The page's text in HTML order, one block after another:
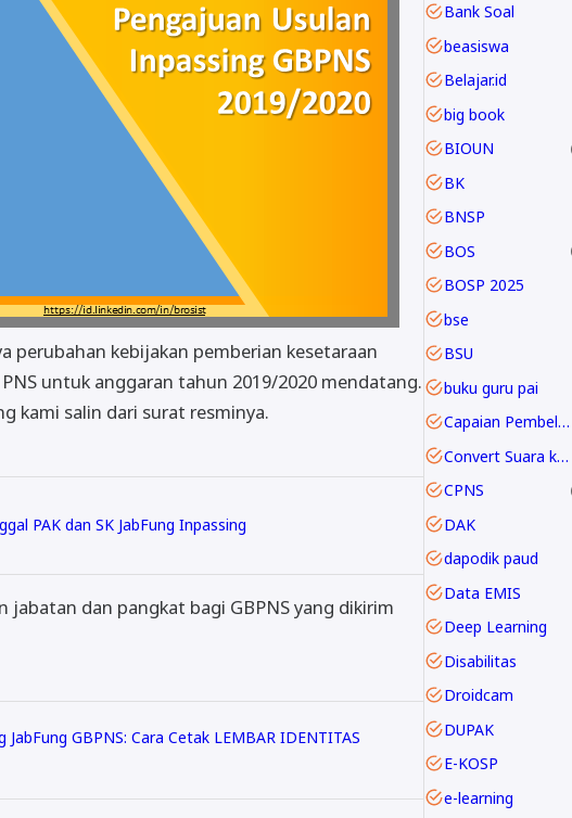
perubahan kebijakan pemberian kesetaraan
untuk anggaran tahun 2019/2020 mendatang.
kami salin dari surat resminya.
PAK dan SK JabFung Inpassing
jabatan dan pangkat bagi GBPNS yang dikirim
GBPNS: Cara Cetak LEMBAR IDENTITAS
Bank Soal
beasiswa
Belajar.id
big book
BIOUN
BK
BNSP
BOS
BOSP 2025
bse
BSU
buku guru pai
Capaian Pembelajaran
Convert Suara ke Text
CPNS
DAK
dapodik paud
Data EMIS
Deep Learning
Disabilitas
Droidcam
DUPAK
E-KOSP
e-learning